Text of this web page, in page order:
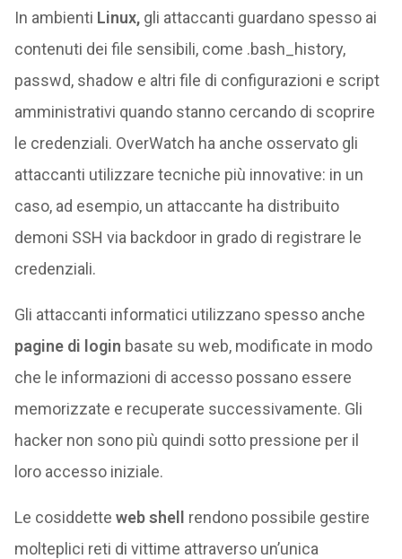
In ambienti Linux,gli attaccanti guardano spesso ai
contenuti dei file sensibili, come .bash_history,
passwd, shadow e altri file di configurazioni e script
amministrativi quando stanno cercando di scoprire
le credenziali. OverWatch ha anche osservato gli
attaccanti utilizzare tecniche più innovative: in un
caso, ad esempio, un attaccante ha distribuito
demoni SSH via backdoor in grado di registrare le
credenziali.
Gli attaccanti informatici utilizzano spesso anche
pagine di login basate su web, modificate in modo
che le informazioni di accesso possano essere
memorizzate e recuperate successivamente. Gli
hacker non sono più quindi sotto pressione per il
loro accesso iniziale.
Le cosiddette web shell
rendono possibile gestire
molteplici reti di vittime attraverso un’unica